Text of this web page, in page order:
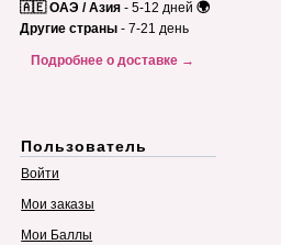
🇦🇪 ОАЭ / Азия - 5-12 дней 🌍
Другие страны - 7-21 день
Подробнее о доставке →
Пользователь
Войти
Мои заказы
Мои Баллы